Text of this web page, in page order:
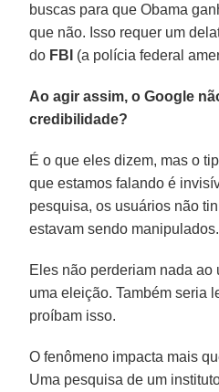
buscas para que Obama
que não. Isso requer um
do FBI (a polícia federal
Ao agir assim, o Google
credibilidade?
É o que eles dizem, mas o
que estamos falando é
pesquisa, os usuários não
estavam sendo manipulados.
Eles não perderiam nada ao
uma eleição. Também seria
proíbam isso.
O fenômeno impacta mais
Uma pesquisa de um